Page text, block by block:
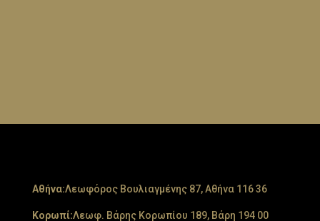
Aθήνα:Λεωφόρος Βουλιαγμένης 87, Αθήνα 116 36
Κορωπί:Λεωφ. Βάρης Κορωπίου 189, Βάρη 194 00